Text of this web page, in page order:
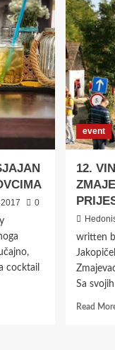
0
cocktail
event
12.
written
Sa
Read